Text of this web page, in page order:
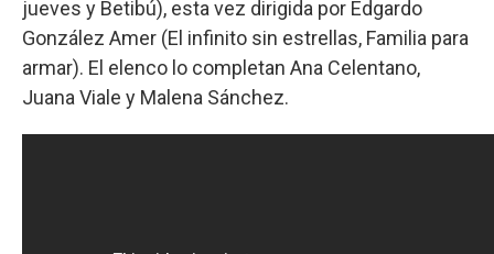
jueves y Betibú), esta vez dirigida por Edgardo
González Amer (El infinito sin estrellas, Familia para
armar). El elenco lo completan Ana Celentano,
Juana Viale y Malena Sánchez.